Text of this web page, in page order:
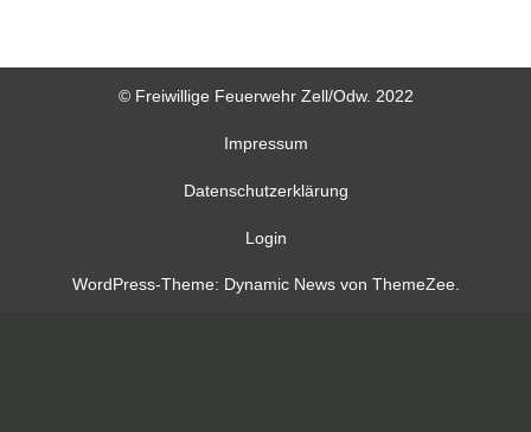
© Freiwillige Feuerwehr Zell/Odw. 2022
Impressum
Datenschutzerklärung
Login
WordPress-Theme: Dynamic News von ThemeZee.